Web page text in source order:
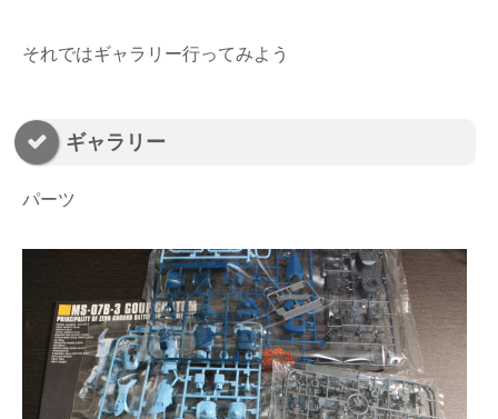
それではギャラリー行ってみよう
ギャラリー
パーツ